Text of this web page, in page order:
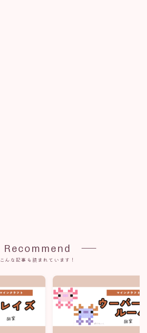
Recommend
こんな記事も読まれています！